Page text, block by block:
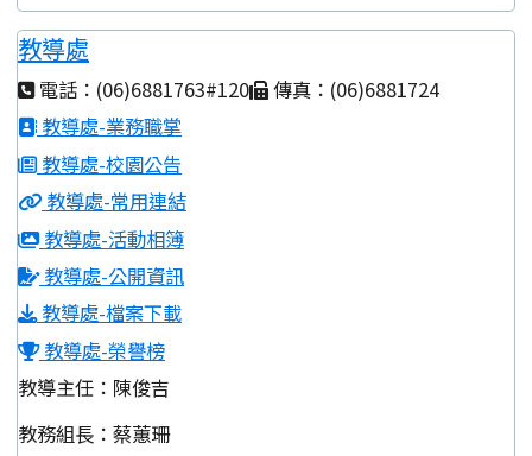
教導處
電話：(06)6881763#120
傳真：(06)6881724
教導處-業務職掌
教導處-校園公告
教導處-常用連結
教導處-活動相簿
教導處-公開資訊
教導處-檔案下載
教導處-榮譽榜
教導主任：陳俊吉
教務組長：蔡蕙珊